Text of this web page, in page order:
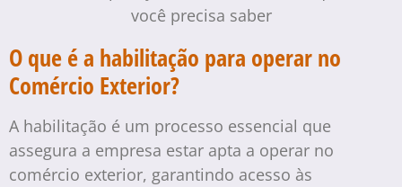
O que é a habilitação para operar no
Comércio Exterior?
A habilitação é um processo essencial que
assegura a empresa estar apta a operar no
comércio exterior, garantindo acesso às